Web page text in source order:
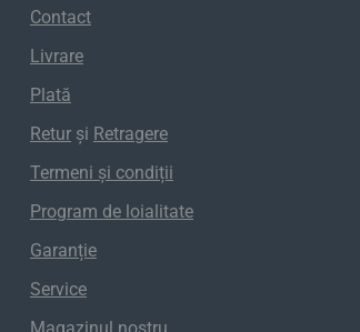
Contact
Livrare
Plată
Retur și Retragere
Termeni și condiții
Program de loialitate
Garanție
Service